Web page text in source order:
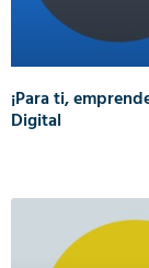
¡Para ti,
Digital